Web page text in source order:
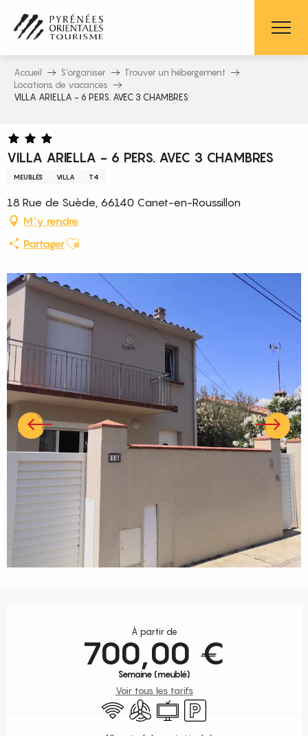
contenu
principal
Accueil S’organiser
Trouver un hébergement
Locations de vacances
VILLA ARIELLA - 6 PERS. AVEC 3 CHAMBRES
VILLA ARIELLA - 6 PERS. AVEC 3 CHAMBRES
MEUBLÉS VILLA T4
18 Rue de Suède, 66140 Canet-en-Roussillon
M'y rendre
PartagerAjouter aux favoris
À partir de
700,00 €
Semaine (meublé)
Voir tous les tarifs
WiFi Air conditionné
Télévision
Parking